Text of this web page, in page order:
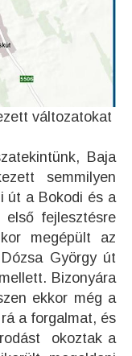
változatokat
Baja
semmilyen
út a Bokodi és a
fejlesztésre
megépült az
György út
Bizonyára
ekkor még a
a forgalmat, és
okoztak a